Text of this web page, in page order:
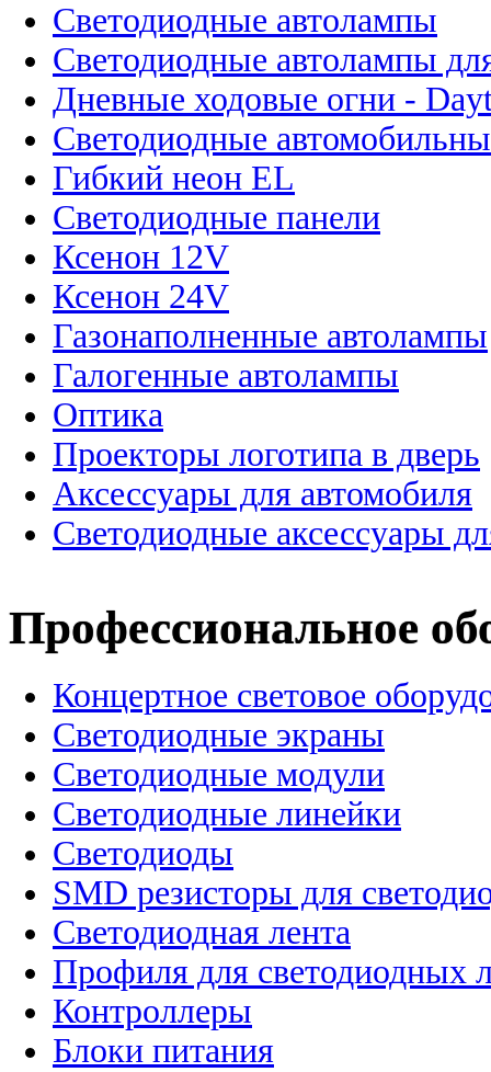
Светодиодные автолампы
Светодиодные автолампы
Дневные ходовые огни -
Светодиодные
Гибкий неон EL
Светодиодные панели
Ксенон 12V
Ксенон 24V
Газонаполненные автолампы
Галогенные автолампы
Оптика
Проекторы логотипа в дверь
Аксессуары для автомобиля
Светодиодные аксессуары
Профессиональное
Концертное световое
Cветодиодные экраны
Светодиодные модули
Светодиодные линейки
Светодиоды
SMD резисторы для
Светодиодная лента
Профиля для светодиодных
Контроллеры
Блоки питания